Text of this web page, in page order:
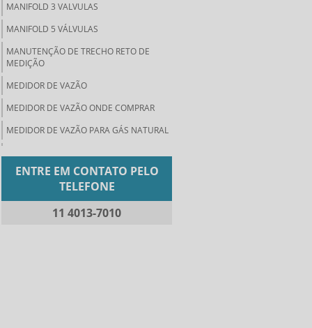
MANIFOLD 3 VALVULAS
MANIFOLD 5 VÁLVULAS
MANUTENÇÃO DE TRECHO RETO DE
MEDIÇÃO
MEDIDOR DE VAZÃO
MEDIDOR DE VAZÃO ONDE COMPRAR
MEDIDOR DE VAZÃO PARA GÁS NATURAL
MEDIDOR DE VAZÃO PREÇO
MEDIDORES DE VAZÃO INDUSTRIAL
ENTRE EM CONTATO PELO
TELEFONE
11 4013-7010